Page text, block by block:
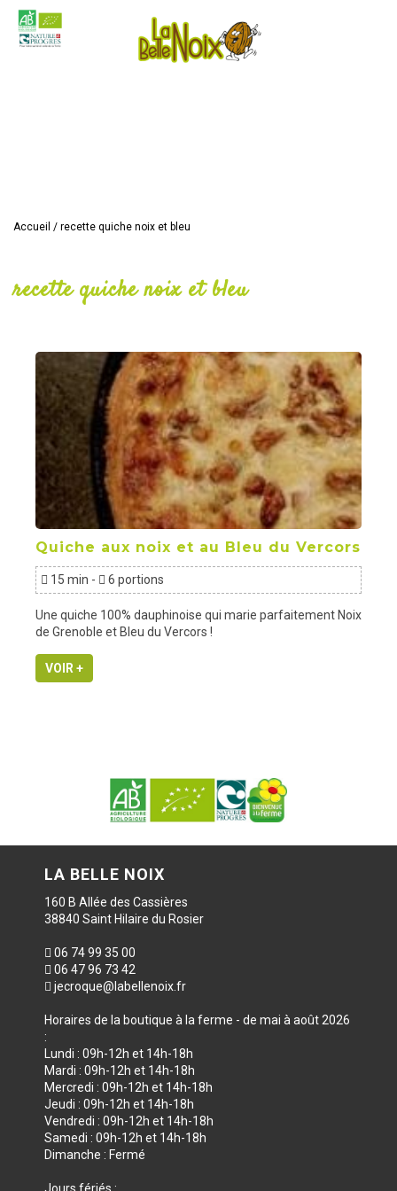
Accueil / recette quiche noix et bleu
recette quiche noix et bleu
Quiche aux noix et au Bleu du Vercors
15 min - 6 portions
Une quiche 100% dauphinoise qui marie parfaitement Noix
de Grenoble et Bleu du Vercors !
VOIR +
LA BELLE NOIX
160 B Allée des Cassières
38840 Saint Hilaire du Rosier
06 74 99 35 00
06 47 96 73 42
jecroque@labellenoix.fr
Horaires de la boutique à la ferme - de mai à août 2026
:
Lundi : 09h-12h et 14h-18h
Mardi : 09h-12h et 14h-18h
Mercredi : 09h-12h et 14h-18h
Jeudi : 09h-12h et 14h-18h
Vendredi : 09h-12h et 14h-18h
Samedi : 09h-12h et 14h-18h
Dimanche : Fermé